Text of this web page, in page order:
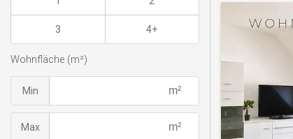
3 4+
Wohnfläche (m²)
Min
Max